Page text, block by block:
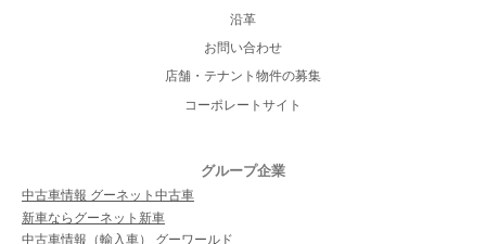
沿革
お問い合わせ
店舗・テナント物件の募集
コーポレートサイト
グループ企業
中古車情報 グーネット中古車
新車ならグーネット新車
中古車情報（輸入車） グーワールド